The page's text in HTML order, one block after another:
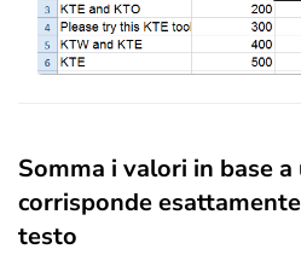
Somma i valori in base
corrisponde
testo